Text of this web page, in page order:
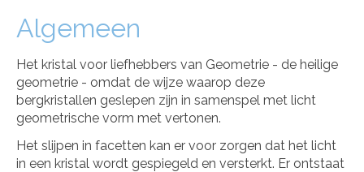
Algemeen
Het kristal voor liefhebbers van Geometrie - de heilige
geometrie - omdat de wijze waarop deze
bergkristallen geslepen zijn in samenspel met licht
geometrische vorm met vertonen.
Het slijpen in facetten kan er voor zorgen dat het licht
in een kristal wordt gespiegeld en versterkt. Er ontstaat